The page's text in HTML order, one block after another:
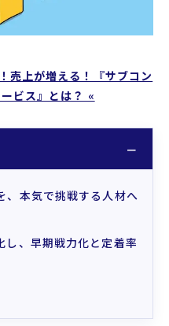
売上が増える！『サブコン
ビス』とは？ «
、本気で挑戦する人材へ
し、早期戦力化と定着率